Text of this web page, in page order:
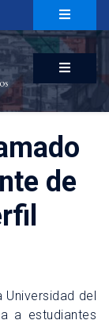
URBANOS
de
Universidad del
a estudiantes